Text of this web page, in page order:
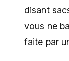
disant
vous ne
faite par